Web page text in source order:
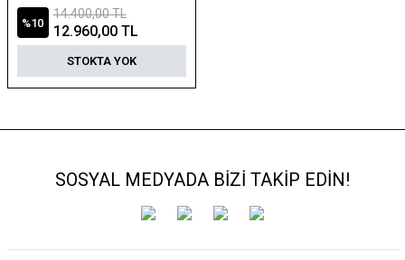
%10
14.400,00 TL
12.960,00 TL
STOKTA YOK
SOSYAL MEDYADA BİZİ TAKİP EDİN!